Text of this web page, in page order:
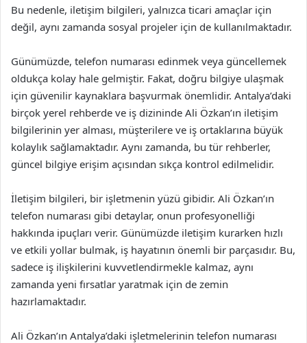
Bu nedenle, iletişim bilgileri, yalnızca ticari amaçlar için
değil, aynı zamanda sosyal projeler için de kullanılmaktadır.
Günümüzde, telefon numarası edinmek veya güncellemek
oldukça kolay hale gelmiştir. Fakat, doğru bilgiye ulaşmak
için güvenilir kaynaklara başvurmak önemlidir. Antalya’daki
birçok yerel rehberde ve iş dizininde Ali Özkan’ın iletişim
bilgilerinin yer alması, müşterilere ve iş ortaklarına büyük
kolaylık sağlamaktadır. Aynı zamanda, bu tür rehberler,
güncel bilgiye erişim açısından sıkça kontrol edilmelidir.
İletişim bilgileri, bir işletmenin yüzü gibidir. Ali Özkan’ın
telefon numarası gibi detaylar, onun profesyonelliği
hakkında ipuçları verir. Günümüzde iletişim kurarken hızlı
ve etkili yollar bulmak, iş hayatının önemli bir parçasıdır. Bu,
sadece iş ilişkilerini kuvvetlendirmekle kalmaz, aynı
zamanda yeni fırsatlar yaratmak için de zemin
hazırlamaktadır.
Ali Özkan’ın Antalya’daki işletmelerinin telefon numarası